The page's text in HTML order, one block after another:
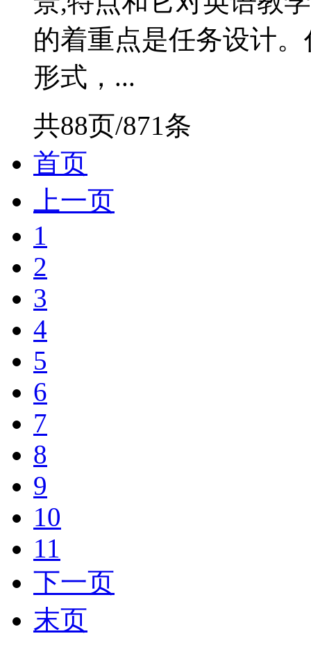
的着重点是任务设计
形式，...
共88页/871条
首页
上一页
1
2
3
4
5
6
7
8
9
10
11
下一页
末页